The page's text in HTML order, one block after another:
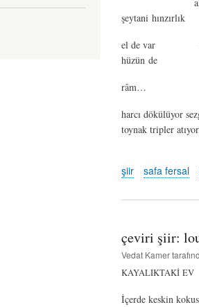
allahça
şeytani hınzırlık
el de var
hüzün de
râm…
harcı dökülüyor
toynak tripler
şiir safa fersal
çeviri şiir:
Vedat Kamer
KAYALIKTAKİ EV
İçerde keskin